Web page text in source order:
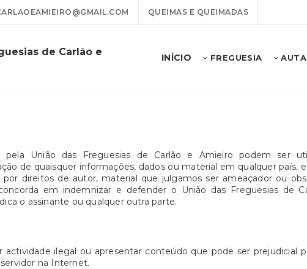
QUEIMAS E QUEIMADAS
de Carlão e
INÍCIO FREGUESIA
pela União das Freguesias de Carlão e Amieiro podem ser
de quaisquer informações, dados ou material em qualquer país,
direitos de autor, material que julgamos ser ameaçador ou
em indemnizar e defender o União das Freguesias de
o assinante ou qualquer outra parte.
ilegal ou apresentar conteúdo que pode ser prejudicial
na Internet.